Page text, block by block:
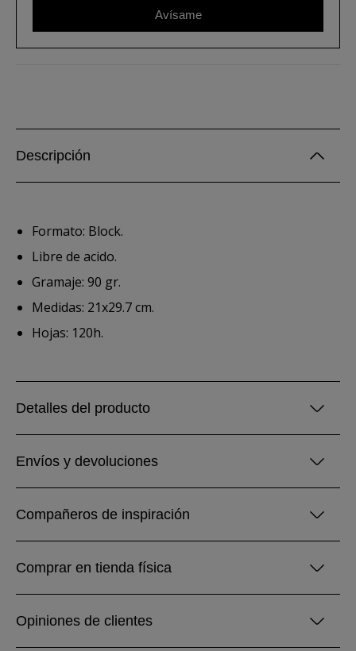
Avísame
Descripción
Formato: Block.
Libre de acido.
Gramaje: 90 gr.
Medidas: 21x29.7 cm.
Hojas: 120h.
Detalles del producto
Envíos y devoluciones
Compañeros de inspiración
Comprar en tienda física
Opiniones de clientes